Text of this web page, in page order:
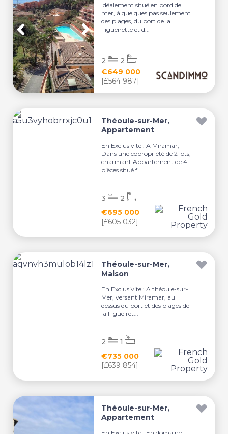
Idéalement situé en bord de
mer, à quelques pas seulement
des plages, du port de la
Figueirette et d...
€649 000
[£564 987]
2 2
Théoule-sur-Mer,
Appartement
En Exclusivite : A Miramar,
Dans une copropriété de 2 lots,
charmant Appartement de 4
pièces situé f...
€695 000
[£605 032]
3 2
Théoule-sur-Mer,
Maison
En Exclusivite : A théoule-sur-
Mer, versant Miramar, au
dessus du port et des plages de
la Figueiret...
€735 000
[£639 854]
2 1
Théoule-sur-Mer,
Appartement
En Exclusivite : En domaine